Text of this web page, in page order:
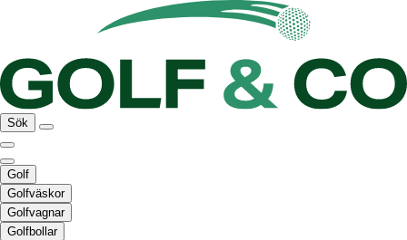
Sök
Golf
Golfväskor
Golfvagnar
Golfbollar